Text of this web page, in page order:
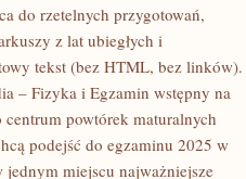
do rzetelnych przygotowań,
z lat ubiegłych i
tekst (bez HTML, bez linków).
– Fizyka i Egzamin wstępny na
powtórek maturalnych
podejść do egzaminu 2025 w
jednym miejscu najważniejsze